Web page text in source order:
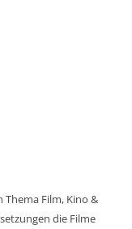
Film, Kino &
die Filme